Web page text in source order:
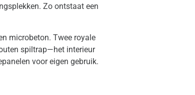
Zo ontstaat een
microbeton. Twee royale
spiltrap—het interieur
voor eigen gebruik.